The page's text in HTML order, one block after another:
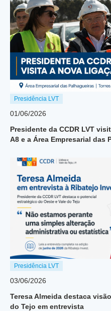
Presidência LVT
01/06/2026
Presidente da CCDR LVT
A8 e a Área Empresarial das
Presidência LVT
03/06/2026
Teresa Almeida destaca
do Tejo em entrevista